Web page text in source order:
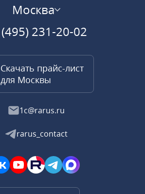
Москва
231-20-02
Скачать прайс-лист
для Москвы
1c@rarus.ru
rarus_contact